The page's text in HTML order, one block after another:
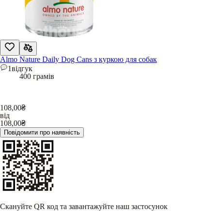
Almo Nature Daily Dog Cans з куркою для собак
1відгук
400 грамів
108,00₴
від
108,00₴
Повідомити про наявність
Скануйте QR код та завантажуйте наш застосунок